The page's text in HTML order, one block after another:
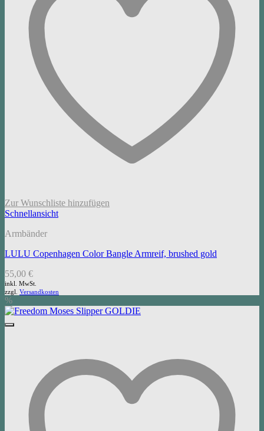
Zur Wunschliste hinzufügen
Schnellansicht
Armbänder
LULU Copenhagen Color Bangle Armreif, brushed gold
55,00 €
inkl. MwSt.
zzgl. Versandkosten
%